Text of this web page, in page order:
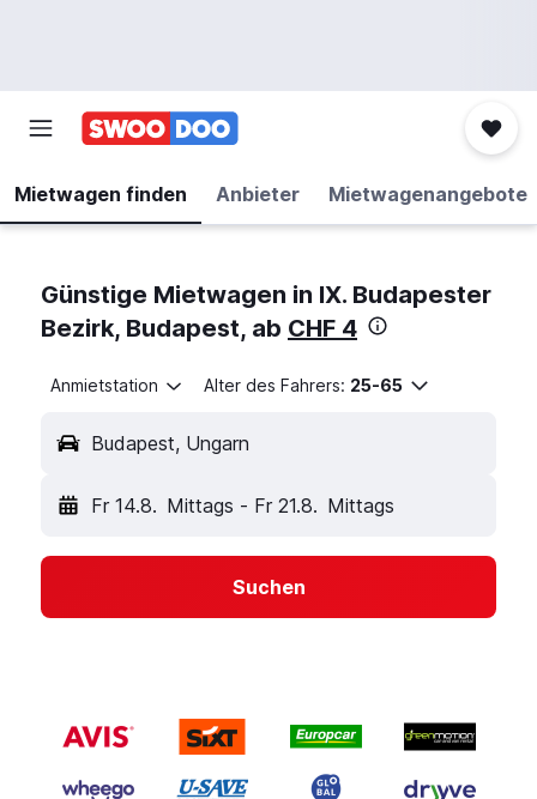
Mietwagen finden Anbieter Mietwagenangebote
Günstige Mietwagen in IX. Budapester
Bezirk, Budapest, ab CHF 4
Anmietstation Alter des Fahrers: 25-65
Budapest, Ungarn
Fr 14.8. Mittags - Fr 21.8. Mittags
Suchen